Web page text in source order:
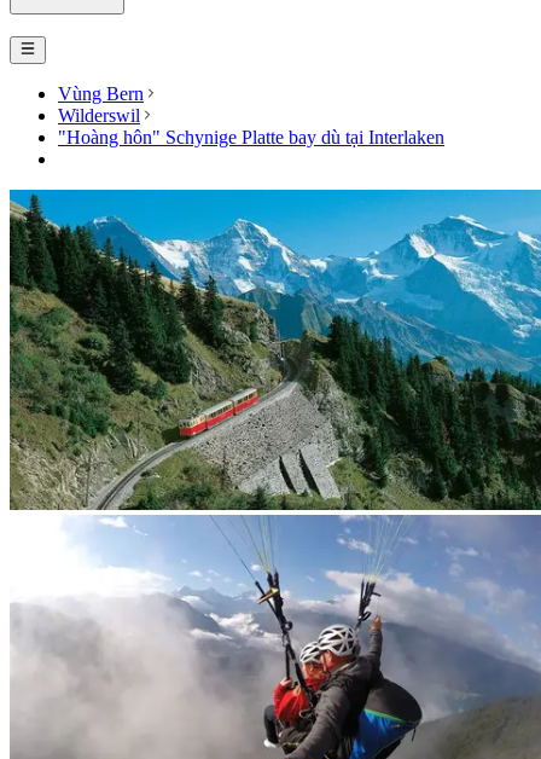
Vùng Bern
Wilderswil
"Hoàng hôn" Schynige Platte bay dù tại Interlaken